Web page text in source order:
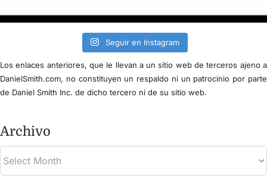
Seguir en Instagram
Los enlaces anteriores, que le llevan a un sitio web de terceros ajeno a
DanielSmith.com, no constituyen un respaldo ni un patrocinio por parte
de Daniel Smith Inc. de dicho tercero ni de su sitio web.
Archivo